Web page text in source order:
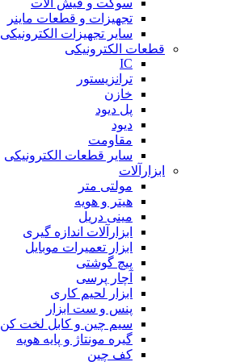
سوکت و فیش آلات
تجهیزات و قطعات ماینر
سایر تجهیزات الکترونیکی
قطعات الکترونیکی
IC
ترانزیستور
خازن
پل دیود
دیود
مقاومت
سایر قطعات الکترونیکی
ابزارآلات
مولتی متر
هیتر و هویه
مینی دریل
ابزارآلات اندازه گیری
ابزار تعمیرات موبایل
پیچ گوشتی
آچار پرسی
ابزار لحیم کاری
پنس و ست ابزار
سیم چین و کابل لخت کن
گیره مونتاژ و پایه هویه
کف چین